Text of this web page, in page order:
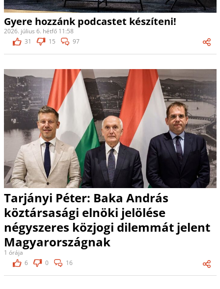
Gyere hozzánk podcastet készíteni!
2026. július 6. hétfő 11:58
31
15 97
Tarjányi Péter: Baka András
köztársasági elnöki jelölése
négyszeres közjogi dilemmát jelent
Magyarországnak
1 órája
6
0 16